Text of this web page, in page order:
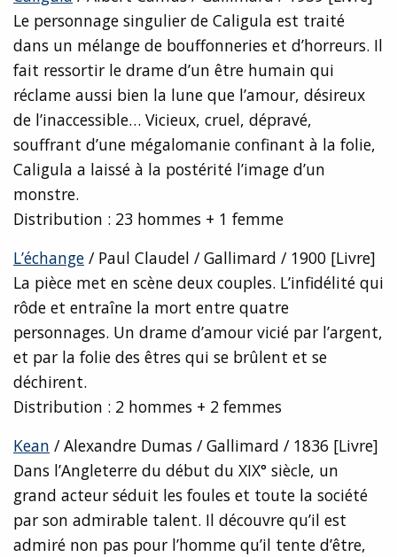
Le personnage singulier de Caligula est traité
dans un mélange de bouffonneries et d’horreurs. Il
fait ressortir le drame d’un être humain qui
réclame aussi bien la lune que l’amour, désireux
de l’inaccessible… Vicieux, cruel, dépravé,
souffrant d’une mégalomanie confinant à la folie,
Caligula a laissé à la postérité l’image d’un
monstre.
Distribution : 23 hommes + 1 femme
L’échange / Paul Claudel / Gallimard / 1900 [Livre]
La pièce met en scène deux couples. L’infidélité qui
rôde et entraîne la mort entre quatre
personnages. Un drame d’amour vicié par l’argent,
et par la folie des êtres qui se brûlent et se
déchirent.
Distribution : 2 hommes + 2 femmes
Kean / Alexandre Dumas / Gallimard / 1836 [Livre]
Dans l’Angleterre du début du XIX° siècle, un
grand acteur séduit les foules et toute la société
par son admirable talent. Il découvre qu’il est
admiré non pas pour l’homme qu’il tente d’être,